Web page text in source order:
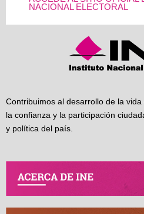
NACIONAL ELECTORAL
Contribuimos al desarrollo de la
la confianza y la participación
y política del país.